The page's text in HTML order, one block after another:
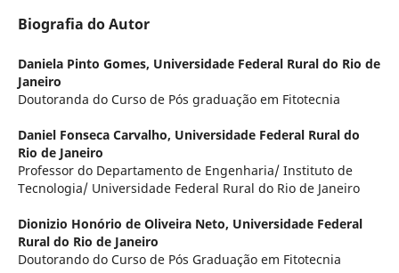
Biografia do Autor
Daniela Pinto Gomes, Universidade Federal Rural do Rio de
Janeiro
Doutoranda do Curso de Pós graduação em Fitotecnia
Daniel Fonseca Carvalho, Universidade Federal Rural do
Rio de Janeiro
Professor do Departamento de Engenharia/ Instituto de
Tecnologia/ Universidade Federal Rural do Rio de Janeiro
Dionizio Honório de Oliveira Neto, Universidade Federal
Rural do Rio de Janeiro
Doutorando do Curso de Pós Graduação em Fitotecnia